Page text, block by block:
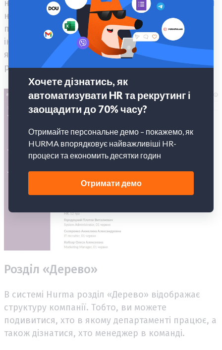
народження, потрібно натиснути на кнопку «Дні
народження», після чого в Slack AI Partner ви
побачите список співробітників з актуальною
інформацією. Дуже зручна й потрібна функція,
яка позбавить від незручних поглядів, якщо
раптом ви забудете про свято колеги.
Розділ «Дерево»
В системі Hurma розділ «Дерево» відображає
структуру компанії. Тобто, ви можете
подивитися, хто в якому департаменті працює, а
також дізнатися, хто менеджер в команді.